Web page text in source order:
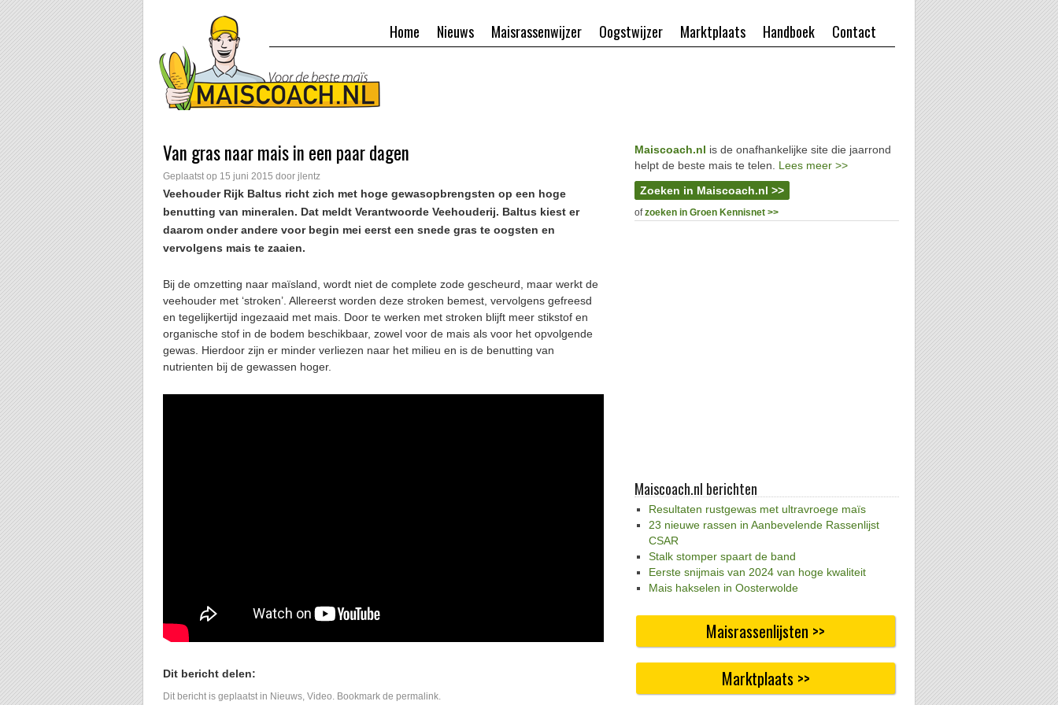
Contact
Handboek
Marktplaats
Oogstwijzer
Maisrassenwijzer
Nieuws
Home
Van gras naar mais in een paar dagen
Geplaatst op 15 juni 2015 door jlentz
Veehouder Rijk Baltus richt zich met hoge gewasopbrengsten op een hoge
benutting van mineralen. Dat meldt Verantwoorde Veehouderij. Baltus kiest er
daarom onder andere voor begin mei eerst een snede gras te oogsten en
vervolgens mais te zaaien.
Bij de omzetting naar maïsland, wordt niet de complete zode gescheurd, maar werkt de
veehouder met ‘stroken’. Allereerst worden deze stroken bemest, vervolgens gefreesd
en tegelijkertijd ingezaaid met mais. Door te werken met stroken blijft meer stikstof en
organische stof in de bodem beschikbaar, zowel voor de mais als voor het opvolgende
gewas. Hierdoor zijn er minder verliezen naar het milieu en is de benutting van
nutrienten bij de gewassen hoger.
Dit bericht delen:
Dit bericht is geplaatst in Nieuws, Video. Bookmark de permalink.
Maiscoach.nl is de onafhankelijke site die jaarrond
helpt de beste mais te telen. Lees meer >>
Zoeken in Maiscoach.nl >>
ofzoeken in Groen Kennisnet >>
Maiscoach.nl berichten
Resultaten rustgewas met ultravroege maïs
23 nieuwe rassen in Aanbevelende Rassenlijst
CSAR
Stalk stomper spaart de band
Eerste snijmais van 2024 van hoge kwaliteit
Mais hakselen in Oosterwolde
Maisrassenlijsten >>
Marktplaats >>